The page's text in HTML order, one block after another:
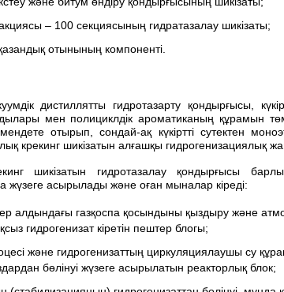
– 100 секциясының гидратазалау шикізаты;
отынының компоненті.
дистиллятты гидротазарту қондырғысы,
мен полициклдік ароматиканың құрамын
отырып, сондай-ақ күкіртті сутектен
крекинг шикізатын алғашқы гидрогенизациялық
шикізатын гидротазалау қондырғысы
жүзеге асырылады және оған мыналар кіреді:
алдындағы газқоспа қосындыны қыздыру және
гидрогенизат кіретін пештер блогы;
және гидрогенизаттың циркуляциялаушы су
бөлінуі жүзеге асырылатын реакторлық блок;